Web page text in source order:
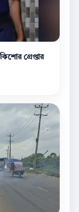
গ্রেপ্তার